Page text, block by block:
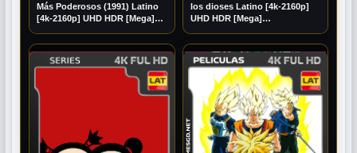
Más Poderosos (1991) Latino
[4k-2160p] UHD HDR [Mega]
los dioses Latino [4k-2160p]
UHD HDR [Mega]